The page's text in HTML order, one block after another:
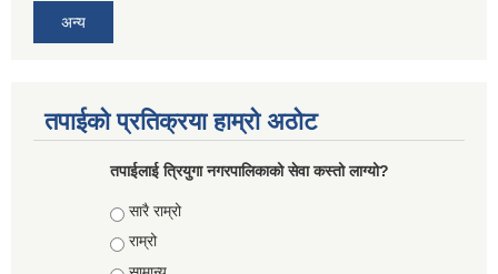
अन्य
तपाईको प्रतिक्रया हाम्रो अठोट
तपाईलाई त्रियुगा नगरपालिकाको सेवा कस्तो लाग्यो?
Choices
सारै राम्रो
राम्रो